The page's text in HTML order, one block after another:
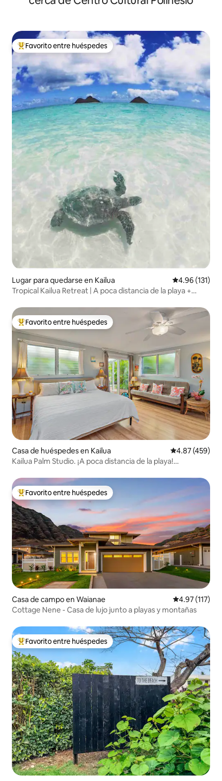
Favorito entre huéspedes preferido
Favorito entre huéspedes
Lugar para quedarse en Kailua Calificación
4.96 (131)
Tropical Kailua Retreat | A poca distancia de la playa +
Favorito entre huéspedes preferido
Favorito entre huéspedes
Casa de huéspedes en Kailua Calificación
4.87 (459)
Kailua Palm Studio. ¡A poca distancia de la playa!
Favorito entre huéspedes preferido
Favorito entre huéspedes
Casa de campo en Waianae Calificación
4.97 (117)
Cottage Nene - Casa de lujo junto a playas y montañas
Favorito entre huéspedes preferido
Favorito entre huéspedes